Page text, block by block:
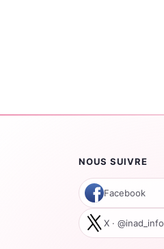
NOUS SUIVRE
Facebook
X · @inad_info